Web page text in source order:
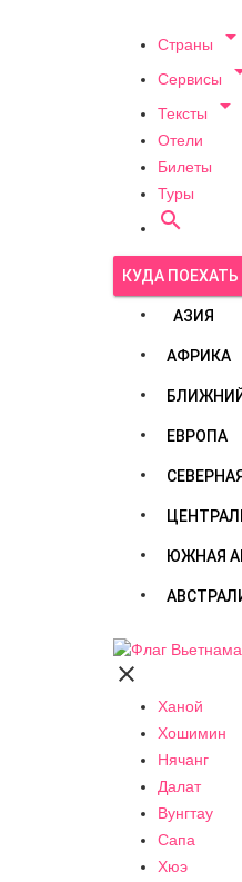
Страны 
Сервисы
Тексты 
Отели
Билеты
Туры

КУДА ПОЕХАТЬ
АЗИЯ
АФРИКА
ЕВРОПА
ЮЖНАЯ

Ханой
Хошимин
Нячанг
Далат
Вунгтау
Сапа
Хюэ